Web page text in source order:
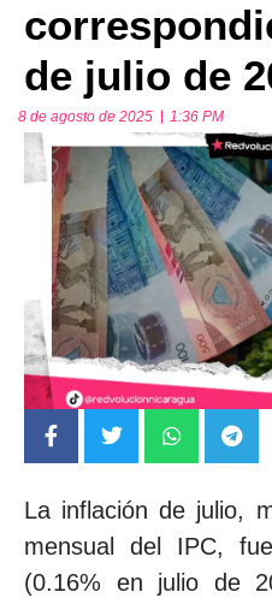
de julio de
8 de agosto de 2025 1:36 PM
La inflación de julio,
mensual del IPC,
(0.16% en julio de